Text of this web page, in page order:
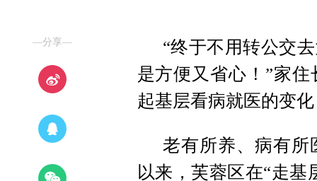
—分享—
“终于不用转公交
是方便又省心！”家
起基层看病就医的变
老有所养、病有所
以来，芙蓉区在“走